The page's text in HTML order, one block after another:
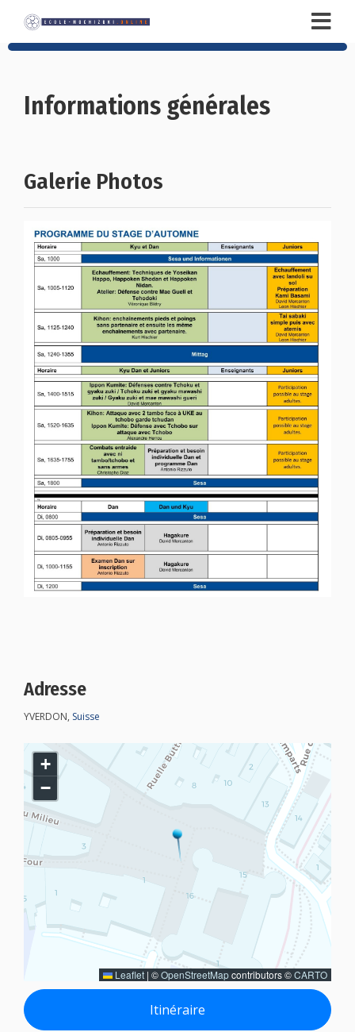
Informations générales
Galerie Photos
Adresse
YVERDON, Suisse
+
−
Leaflet | ©OpenStreetMapcontributors ©CARTO
Itinéraire